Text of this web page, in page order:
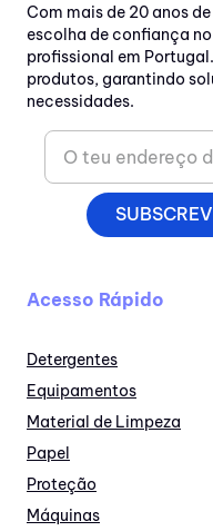
Com mais de 20 anos
escolha de confiança
profissional em
produtos, garantindo
necessidades.
Acesso Rápido
Detergentes
Equipamentos
Material de Limpeza
Papel
Proteção
Máquinas